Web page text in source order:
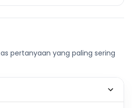
pertanyaan yang paling sering